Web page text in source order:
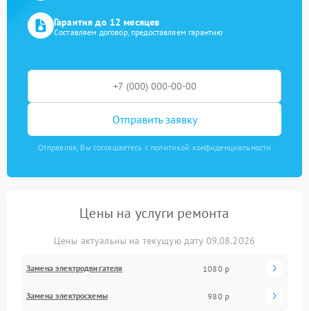
Гарантия до 12 месяцев
Составляем договор, предоставляем гарантию
Отправить заявку
Отправляя, Вы соглашаетесь с политикой конфиденциальности
Цены на услуги ремонта
Цены актуальны на текущую дату 09.08.2026
Замена электродвигателя 1080 р
Замена электросхемы 980 р